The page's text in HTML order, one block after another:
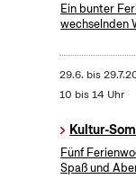
Ein bunter
wechselnden
29.6. bis
10 bis 14 Uhr
Kultur-
Fünf
Spaß und